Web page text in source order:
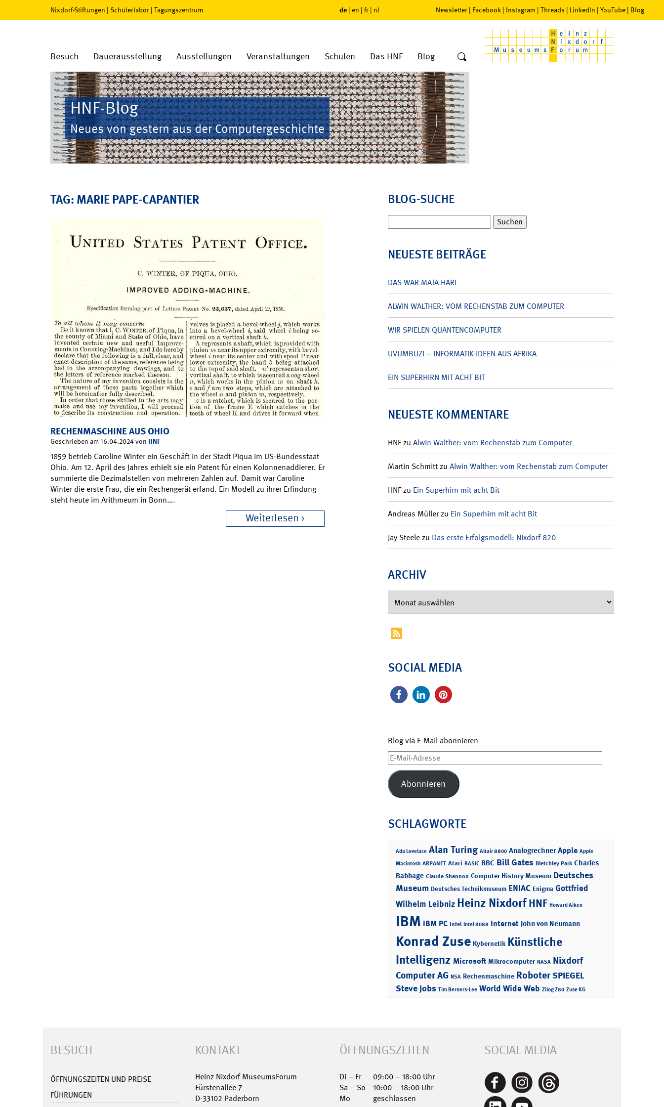
Nixdorf-Stiftungen | Schülerlabor | Tagungszentrum de | en | fr | nl Newsletter | Facebook | Instagram | Threads | LinkedIn | YouTube | Blog
Besuch Dauerausstellung Ausstellungen Veranstaltungen Schulen Das HNF Blog
HNF-Blog
Neues von gestern aus der Computergeschichte
TAG: MARIE PAPE-CAPANTIER
RECHENMASCHINE AUS OHIO
Geschrieben am 16.04.2024 von HNF
1859 betrieb Caroline Winter ein Geschäft in der Stadt Piqua im US-Bundesstaat
Ohio. Am 12. April des Jahres erhielt sie ein Patent für einen Kolonnenaddierer. Er
summierte die Dezimalstellen von mehreren Zahlen auf. Damit war Caroline
Winter die erste Frau, die ein Rechengerät erfand. Ein Modell zu ihrer Erfindung
steht heute im Arithmeum in Bonn….
Weiterlesen
BLOG-SUCHE
nach:
NEUESTE BEITRÄGE
DAS WAR MATA HARI
ALWIN WALTHER: VOM RECHENSTAB ZUM COMPUTER
WIR SPIELEN QUANTENCOMPUTER
UVUMBUZI – INFORMATIK-IDEEN AUS AFRIKA
EIN SUPERHIRN MIT ACHT BIT
NEUESTE KOMMENTARE
HNFzu Alwin Walther: vom Rechenstab zum Computer
Martin Schmittzu Alwin Walther: vom Rechenstab zum Computer
HNFzu Ein Superhirn mit acht Bit
Andreas Müllerzu Ein Superhirn mit acht Bit
Jay Steelezu Das erste Erfolgsmodell: Nixdorf 820
ARCHIV
SOCIAL MEDIA
Blog via E-Mail abonnieren
E-
Mail-
Adresse
Abonnieren
SCHLAGWORTE
Ada Lovelace Alan Turing Altair 8800 Analogrechner Apple Apple
Macintosh ARPANET Atari BASIC BBC Bill Gates Bletchley Park Charles
Babbage Claude Shannon Computer History Museum Deutsches
Museum Deutsches Technikmuseum ENIAC Enigma Gottfried
Wilhelm Leibniz Heinz NixdorfHNF Howard Aiken
IBM IBM PC Intel Intel 8088 Internet John von Neumann
Konrad Zuse Kybernetik Künstliche
Intelligenz Microsoft Mikrocomputer NASA Nixdorf
Computer AG NSA Rechenmaschine RoboterSPIEGEL
Steve Jobs Tim Berners-Lee World Wide Web Zilog Z80 Zuse KG
BESUCH
ÖFFNUNGSZEITEN UND PREISE
FÜHRUNGEN
KONTAKT
Heinz Nixdorf MuseumsForum
Fürstenallee 7
D-33102 Paderborn
ÖFFNUNGSZEITEN
Di – Fr
09:00 – 18:00 Uhr
Sa – So
10:00 – 18:00 Uhr
Mo
geschlossen
SOCIAL MEDIA